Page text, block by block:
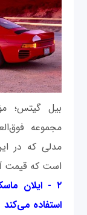
بیل گیتس؛
مجموعه
است که قیمت آن 82 هزار و 140
۲ - ایلان
استفاده می‌کند